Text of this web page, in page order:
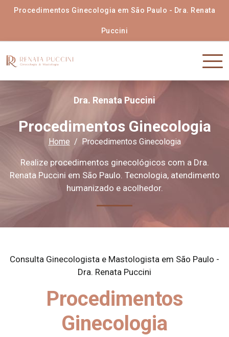
Procedimentos Ginecologia em São Paulo - Dra. Renata
Puccini
Dra. Renata Puccini
Procedimentos Ginecologia
Home Procedimentos Ginecologia
Realize procedimentos ginecológicos com a Dra.
Renata Puccini em São Paulo. Tecnologia, atendimento
humanizado e acolhedor.
Consulta Ginecologista e Mastologista em São Paulo -
Dra. Renata Puccini
Procedimentos
Ginecologia